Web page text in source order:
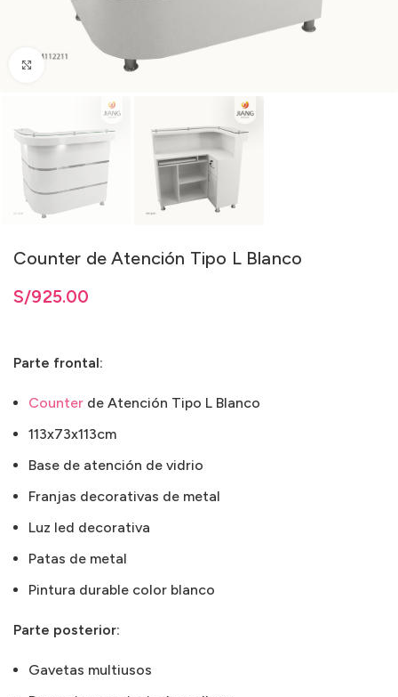
Clic para ampliar
Counter de Atención Tipo L Blanco
S/925.00
Parte frontal:
Counter de Atención Tipo L Blanco
113x73x113cm
Base de atención de vidrio
Franjas decorativas de metal
Luz led decorativa
Patas de metal
Pintura durable color blanco
Parte posterior:
Gavetas multiusos